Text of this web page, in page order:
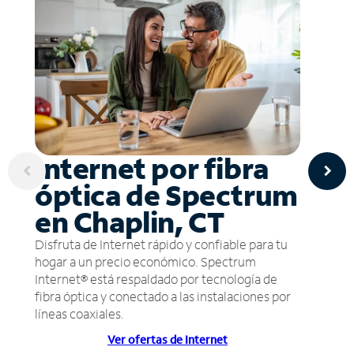
Internet por fibra
óptica de Spectrum
en Chaplin, CT
Disfruta de Internet rápido y confiable para tu
hogar a un precio económico. Spectrum
Internet® está respaldado por tecnología de
fibra óptica y conectado a las instalaciones por
líneas coaxiales.
Ver ofertas de Internet